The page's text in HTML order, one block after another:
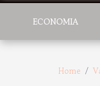
ECONOMIA
Home